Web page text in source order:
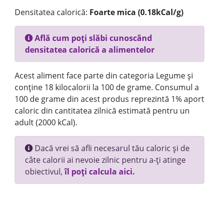
Densitatea calorică: Foarte mica (0.18kCal/g)
Află cum poți slăbi cunoscând
densitatea calorică a alimentelor
Acest aliment face parte din categoria Legume și
conține 18 kilocalorii la 100 de grame. Consumul a
100 de grame din acest produs reprezintă 1% aport
caloric din cantitatea zilnică estimată pentru un
adult (2000 kCal).
Dacă vrei să afli necesarul tău caloric și de
câte calorii ai nevoie zilnic pentru a-ți atinge
obiectivul,îl poți calcula aici.